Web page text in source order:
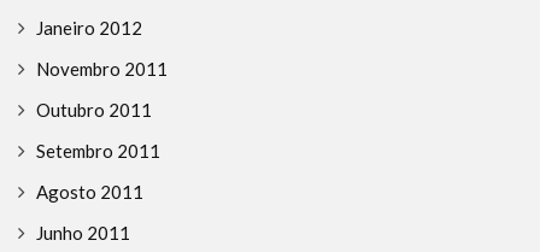
Janeiro 2012
Novembro 2011
Outubro 2011
Setembro 2011
Agosto 2011
Junho 2011